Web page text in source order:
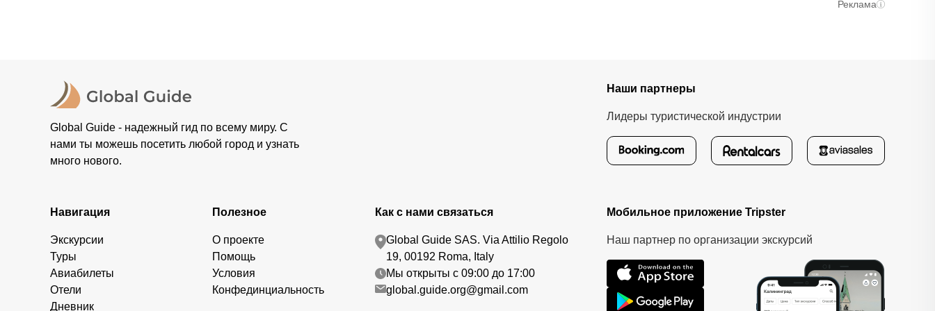
Реклама
Global Guide - надежный гид по всему миру. С
нами ты можешь посетить любой город и узнать
много нового.
Наши партнеры
Лидеры туристической индустрии
Навигация
Экскурсии
Туры
Авиабилеты
Отели
Дневник
Полезное
О проекте
Помощь
Условия
Конфединциальность
Как с нами связаться
Global Guide SAS. Via Attilio Regolo
19, 00192 Roma, Italy
Мы открыты с 09:00 до 17:00
global.guide.org@gmail.com
Мобильное приложение Tripster
Наш партнер по организации экскурсий